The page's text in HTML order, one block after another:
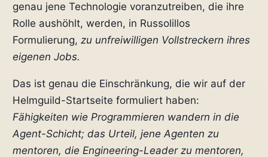
genau jene Technologie voranzutreiben, die ihre
Rolle aushöhlt, werden, in Russolillos
Formulierung,zu unfreiwilligen Vollstreckern ihres
eigenen Jobs.
Das ist genau die Einschränkung, die wir auf der
Helmguild-Startseite formuliert haben:
Fähigkeiten wie Programmieren wandern in die
Agent-Schicht; das Urteil, jene Agenten zu
mentoren, die Engineering-Leader zu mentoren,